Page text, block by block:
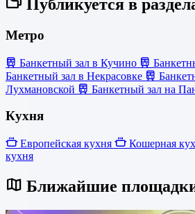
Публикуется в
Метро
Банкетный зал в Кучино
Банкетный зал в Некрасовке
Лухмановской
Банкетный зал на
Кухня
Европейская кухня Кошерная
кухня
Ближайшие